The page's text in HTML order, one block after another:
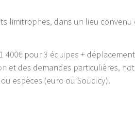
limitrophes, dans un lieu convenu
pour 3 équipes +
et des demandes particulières,
espèces (euro ou Soudicy).